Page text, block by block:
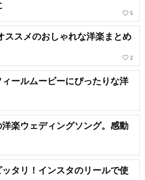
favorite_border 5
ススメのおしゃれな洋楽まとめ
favorite_border 2
ィールムービーにぴったりな洋
楽ウェディングソング。感動
タリ！インスタのリールで使